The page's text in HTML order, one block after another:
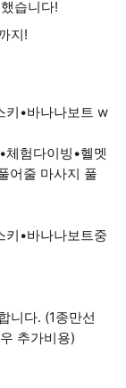
습니다!
지!
키•바나나보트 w
체험다이빙•헬멧
어줄 마사지 풀
키•바나나보트중
니다. (1종만선
추가비용)